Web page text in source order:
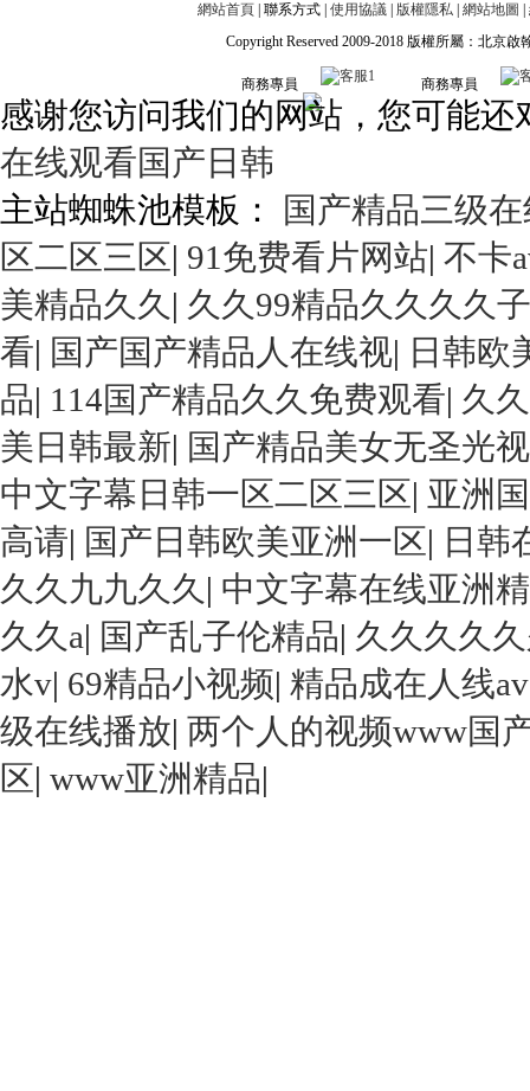
網站首頁| 聯系方式| 使用協議| 版權隱私| 網站地圖
Copyright Reserved 2009-2018 版權所屬：北京
商務專員 商務專員
感谢您访问我们的网站，您可能还
在线观看国产日韩
主站蜘蛛池模板：
国产精品三级
区二区三区| 91免费看片网站| 不卡
美精品久久 | 久久99精品久久久久
看| 国产国产精品人在线视| 日韩欧
品| 114国产精品久久免费观看| 久
美日韩最新| 国产精品美女无圣光
中文字幕日韩一区二区三区| 亚洲
高请| 国产日韩欧美亚洲一区| 日韩
久久九九久久 | 中文字幕在线亚洲
久久a| 国产乱子伦精品| 久久久久
水v| 69精品小视频| 精品成在人线
级在线播放| 两个人的视频www国
区| www亚洲精品|